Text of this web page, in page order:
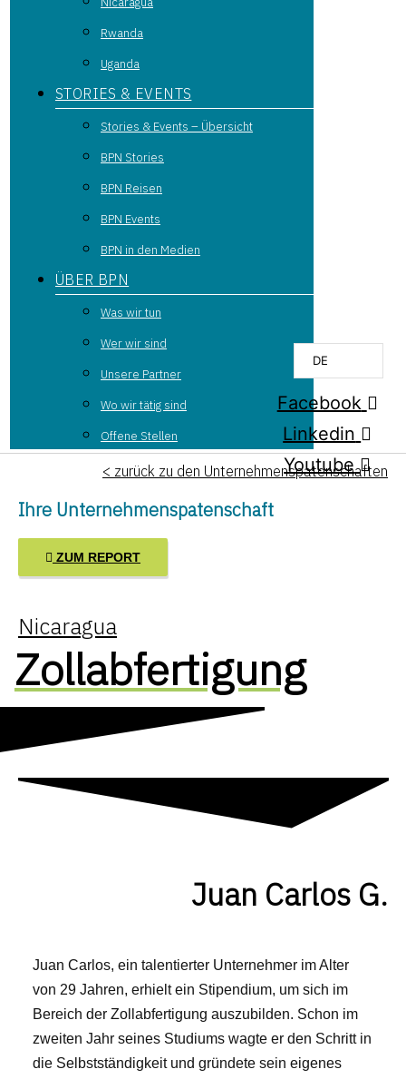
Rwanda
Uganda
STORIES & EVENTS
Stories & Events – Übersicht
BPN Stories
BPN Reisen
BPN Events
BPN in den Medien
ÜBER BPN
Was wir tun
Wer wir sind
Unsere Partner
Wo wir tätig sind
Offene Stellen
DE
Facebook
Linkedin
Youtube
< zurück zu den Unternehmenspatenschaften
Ihre Unternehmenspatenschaft
ZUM REPORT
Nicaragua
Zollabfertigung
Juan Carlos G.
Juan Carlos, ein talentierter Unternehmer im Alter
von 29 Jahren, erhielt ein Stipendium, um sich im
Bereich der Zollabfertigung auszubilden. Schon im
zweiten Jahr seines Studiums wagte er den Schritt in
die Selbstständigkeit und gründete sein eigenes